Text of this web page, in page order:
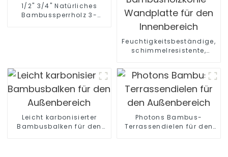
1/2" 3/4" Natürliches
Bambussperrholz 3-
Feuchtigkeitsbeständige,
schimmelresistente,
Wandplatte für den
Innenbereich
Leicht karbonisierter
Bambusbalken für den
Photons Bambus-
Terrassendielen für den